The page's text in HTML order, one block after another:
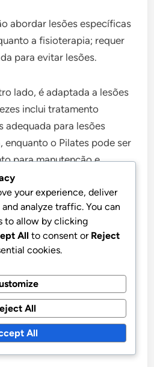
abordar lesões específicas
a fisioterapia; requer
para evitar lesões.
lado, é adaptada a lesões
inclui tratamento
adequada para lesões
enquanto o Pilates pode ser
para manutenção e
em comparação com
metodologias diferentes.
ajustes da coluna para
a função, enquanto o
e a estabilização
do pescoço.
your experience, deliver
analyze traffic. You can
to allow by clicking
All to consent or Reject
cookies.
All
All